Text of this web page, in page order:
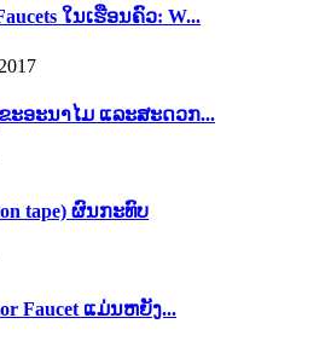
ໃນເຮືອນຄົວ: W...
ະອະນາໄມ ແລະສະດວກ...
tape) ຜົນກະທົບ
Faucet ແມ່ນຫຍັງ...